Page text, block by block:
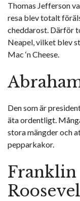
Thomas Jefferson
resa blev totalt
cheddarost. Därför
Neapel, vilket blev
Mac ‘n Cheese.
Den som är
äta ordentligt.
stora mängder och
pepparkakor.
Franklin